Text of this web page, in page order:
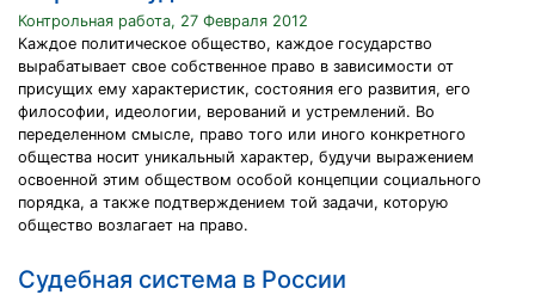
Контрольная работа, 27 Февраля 2012
Каждое политическое общество, каждое государство
вырабатывает свое собственное право в зависимости от
присущих ему характеристик, состояния его развития, его
философии, идеологии, верований и устремлений. Во
переделенном смысле, право того или иного конкретного
общества носит уникальный характер, будучи выражением
освоенной этим обществом особой концепции социального
порядка, а также подтверждением той задачи, которую
общество возлагает на право.
Судебная система в России